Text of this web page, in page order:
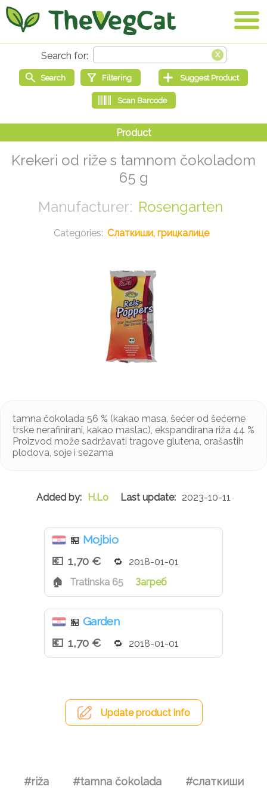
Krekeri od riže s tamnom čokoladom
65 g
Rosengarten
Слаткиши, грицкалице
tamna čokolada 56 % (kakao masa, šećer od šećerne
trske nerafinirani, kakao maslac), ekspandirana riža 44 %
Proizvod može sadržavati tragove glutena, orašastih
plodova, soje i sezama
H.Lo 2023-10-11
🏪 Mojbio
1,70 €
2018-01-01
Tratinska 65
Загреб
🏪 Garden
1,70 €
2018-01-01
Update product info
#riža #tamna čokolada #слаткиши